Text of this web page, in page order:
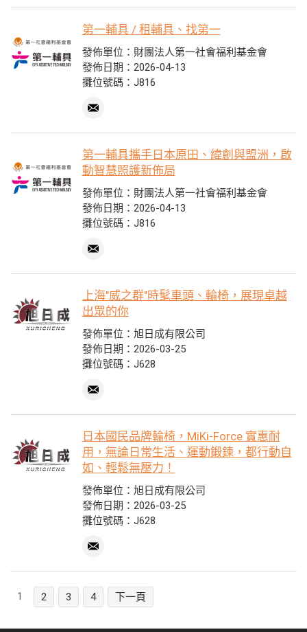
第一輔具 / 租輔具、找第一
發佈單位：財團法人第一社會福利基金會
發佈日期：2026-04-13
攤位號碼：J816
第一輔具攜手日本原田、緯創與盟洲，啟
動智慧照護新佈局
發佈單位：財團法人第一社會福利基金會
發佈日期：2026-04-13
攤位號碼：J816
上海"威之群"時髦車頭、輪椅，展現卓越
出眾的你
發佈單位：旭日成有限公司
發佈日期：2026-03-25
攤位號碼：J628
日本國民品牌輪椅，MiKi-Force 實惠耐
用，無論日常生活、運動鍛鍊，都行動自
如、輕鬆無壓力！
發佈單位：旭日成有限公司
發佈日期：2026-03-25
攤位號碼：J628
1 2 3 4 下一頁